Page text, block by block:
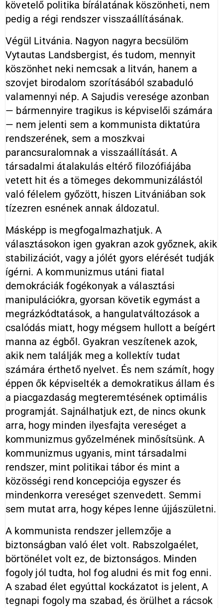
követelő politika bírálatának köszönheti, nem
pedig a régi rendszer visszaállításának.
Végül Litvánia. Nagyon nagyra becsülöm
Vytautas Landsbergist, és tudom, mennyit
köszönhet neki nemcsak a litván, hanem a
szovjet birodalom szorításából szabaduló
valamennyi nép. A Sajudis veresége azonban
— bármennyire tragikus is képviselői számára
— nem jelenti sem a kommunista diktatúra
rendszerének, sem a moszkvai
parancsuralomnak a visszaállítását. A
társadalmi átalakulás eltérő filozófiájába
vetett hit és a tömeges dekommunizálástól
való félelem győzött, hiszen Litvániában sok
tízezren esnének annak áldozatul.
Másképp is megfogalmazhatjuk. A
választásokon igen gyakran azok győznek, akik
stabilizációt, vagy a jólét gyors elérését tudják
ígérni. A kommunizmus utáni fiatal
demokráciák fogékonyak a választási
manipulációkra, gyorsan követik egymást a
megrázkódtatások, a hangulatváltozások a
csalódás miatt, hogy mégsem hullott a beígért
manna az égből. Gyakran veszítenek azok,
akik nem találják meg a kollektív tudat
számára érthető nyelvet. És nem számít, hogy
éppen ők képviselték a demokratikus állam és
a piacgazdaság megteremtésének optimális
programját. Sajnálhatjuk ezt, de nincs okunk
arra, hogy minden ilyesfajta vereséget a
kommunizmus győzelmének minősítsünk. A
kommunizmus ugyanis, mint társadalmi
rendszer, mint politikai tábor és mint a
közösségi rend koncepciója egyszer és
mindenkorra vereséget szenvedett. Semmi
sem mutat arra, hogy képes lenne újjászületni.
A kommunista rendszer jellemzője a
biztonságban való élet volt. Rabszolgaélet,
börtönélet volt ez, de biztonságos. Minden
fogoly jól tudta, hol fog aludni és mit fog enni.
A szabad élet egyúttal kockázatot is jelent, A
tegnapi fogoly ma szabad, és örülhet a rácsok